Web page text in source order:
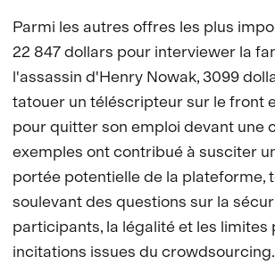
Parmi les autres offres les plus
22 847 dollars pour interviewer la
l'assassin d'Henry Nowak, 3099
tatouer un téléscripteur sur le front
pour quitter son emploi devant une
exemples ont contribué à susciter
portée potentielle de la plateforme,
soulevant des questions sur la
participants, la légalité et les limites
incitations issues du crowdsourcing.